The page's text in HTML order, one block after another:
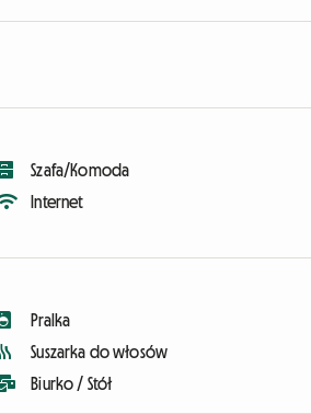
Szafa/Komoda
Internet
Pralka
Suszarka do włosów
Biurko / Stół